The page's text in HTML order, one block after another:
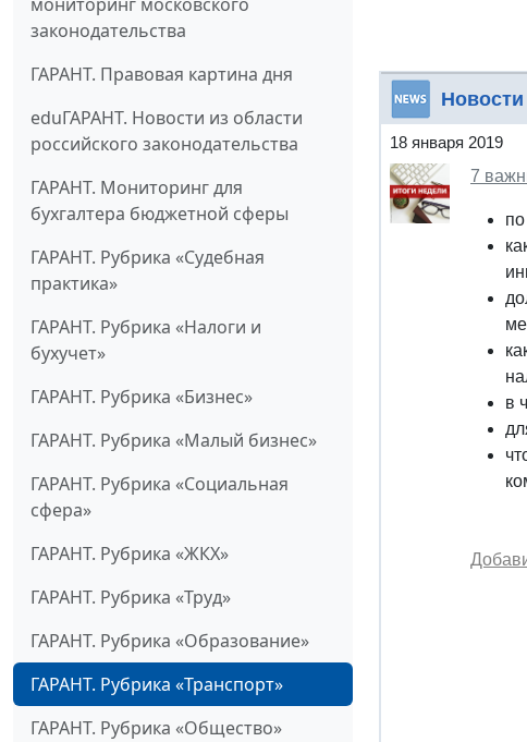
законодательства
ГАРАНТ. Правовая картина дня
eduГАРАНТ. Новости из области
российского законодательства
ГАРАНТ. Мониторинг для
бухгалтера бюджетной сферы
ГАРАНТ. Рубрика «Судебная
практика»
ГАРАНТ. Рубрика «Налоги и
бухучет»
ГАРАНТ. Рубрика «Бизнес»
ГАРАНТ. Рубрика «Малый бизнес»
ГАРАНТ. Рубрика «Социальная
сфера»
ГАРАНТ. Рубрика «ЖКХ»
ГАРАНТ. Рубрика «Труд»
ГАРАНТ. Рубрика «Образование»
ГАРАНТ. Рубрика «Транспорт»
ГАРАНТ. Рубрика «Общество»
Новости
18 января 2019
7
в